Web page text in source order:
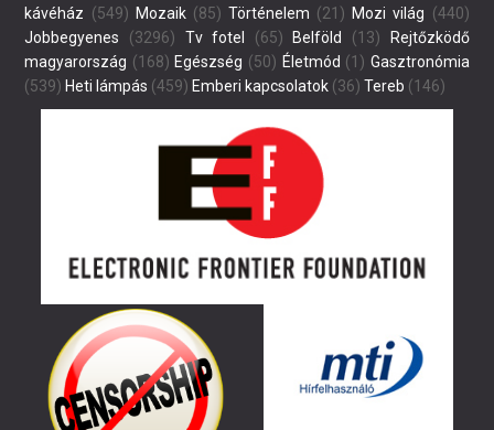
kávéház (549) Mozaik(85) Történelem (21) Mozi világ (440)
Jobbegyenes (3296) Tv fotel (65) Belföld (13)
Rejtőzködő
magyarország (168) Egészség (50) Életmód (1) Gasztronómia
(539) Heti lámpás (459) Emberi kapcsolatok (36) Tereb (146)